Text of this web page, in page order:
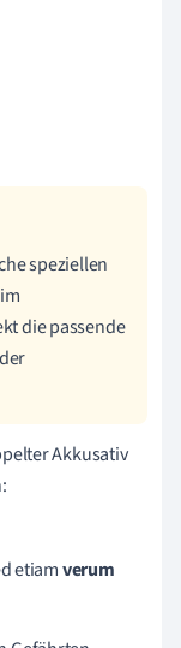
speziellen
die passende
Akkusativ
etiamverum